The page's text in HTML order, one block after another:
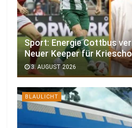
Sport: Energie Cottbus
Neuer Keeper für
3. AUGUST 2026
BLAULICHT